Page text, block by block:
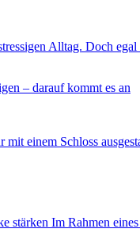
Alltag. Doch
– darauf kommt es an
einem Schloss
stärken Im Rahmen